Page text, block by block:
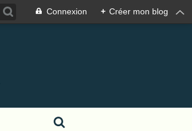
Connexion + Créer mon blog